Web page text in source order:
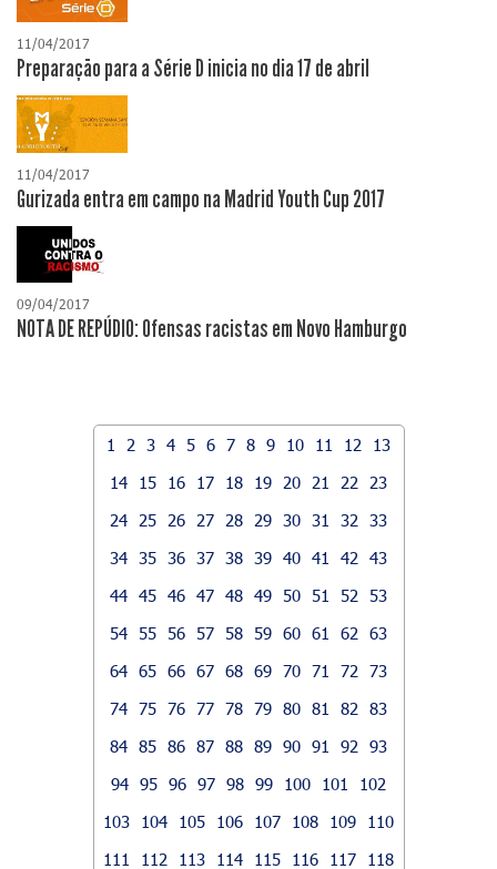
11/04/2017
Preparação para a Série D inicia no dia 17 de abril
11/04/2017
Gurizada entra em campo na Madrid Youth Cup 2017
09/04/2017
NOTA DE REPÚDIO: Ofensas racistas em Novo Hamburgo
1 2 3 4 5 6 7 8 9 10 11 12
13
14
15 16 17 18 19 20 21 22
23
24
25 26 27 28 29 30 31 32
33
34 35 36 37 38 39 40 41 42
43
44 45 46 47 48 49 50 51 52
53
54 55 56 57 58 59 60 61 62
63
64 65 66 67 68 69 70 71 72
73
74 75 76 77 78 79 80 81 82
83
84 85 86 87 88 89 90 91 92
93
94 95 96 97 98 99 100 101
102
103
104 105 106 107 108 109
110
111
112 113 114 115 116 117
118